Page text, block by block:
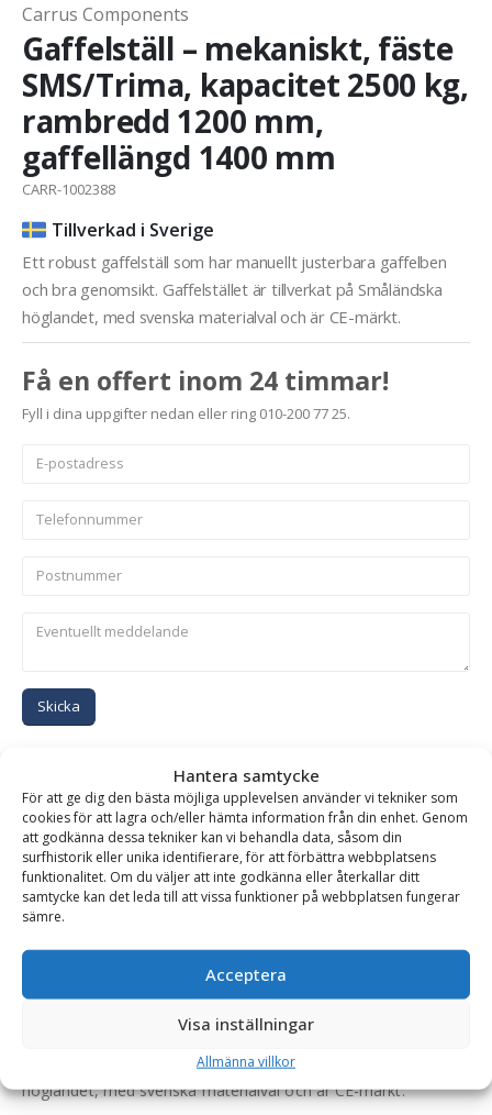
Hantera samtycke
För att ge dig den bästa möjliga upplevelsen använder vi tekniker som
cookies för att lagra och/eller hämta information från din enhet. Genom
att godkänna dessa tekniker kan vi behandla data, såsom din
surfhistorik eller unika identifierare, för att förbättra webbplatsens
funktionalitet. Om du väljer att inte godkänna eller återkallar ditt
samtycke kan det leda till att vissa funktioner på webbplatsen fungerar
sämre.
Acceptera
Visa inställningar
Allmänna villkor
Carrus Components
Gaffelställ – mekaniskt, fäste
SMS/Trima, kapacitet 2500 kg,
rambredd 1200 mm,
gaffellängd 1400 mm
CARR-1002388
Tillverkad i Sverige
Ett robust gaffelställ som har manuellt justerbara gaffelben
och bra genomsikt. Gaffelstället är tillverkat på Småländska
höglandet, med svenska materialval och är CE-märkt.
Få en offert inom 24 timmar!
Fyll i dina uppgifter nedan eller ring 010-200 77 25.
Skicka
Se alla produkter inom samma kategori
Hjullastare & Traktor
BESKRIVNING
Gaffelställ – mekaniskt, fäste SMS/Trima, kapacitet
2500 kg, rambredd 1200 mm, gaffellängd 1400 mm
Ett robust gaffelställ som har manuellt justerbara gaffelben
och bra genomsikt. Gaffelstället är tillverkat på Småländska
höglandet, med svenska materialval och är CE-märkt.